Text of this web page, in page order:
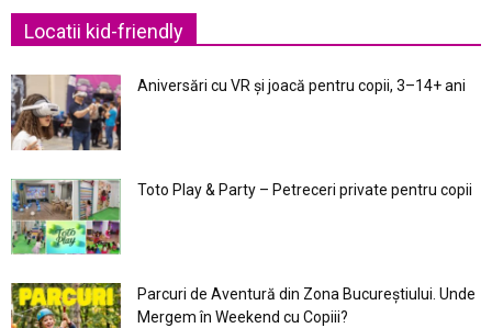
Locatii kid-friendly
Aniversări cu VR și joacă pentru copii, 3–14+ ani
Toto Play & Party – Petreceri private pentru copii
Parcuri de Aventură din Zona Bucureştiului. Unde
Mergem în Weekend cu Copiii?